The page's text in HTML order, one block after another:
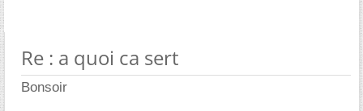
Re : a quoi ca sert
Bonsoir